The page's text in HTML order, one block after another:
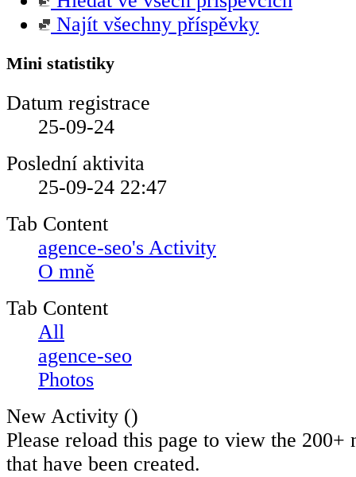
Najít všechny příspěvky
Mini statistiky
Datum registrace
25-09-24
Poslední aktivita
25-09-24 22:47
Tab Content
agence-seo's Activity
O mně
Tab Content
All
agence-seo
Photos
New Activity ()
Please reload this page to view the
that have been created.